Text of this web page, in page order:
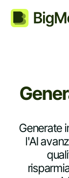
Generate
l'AI